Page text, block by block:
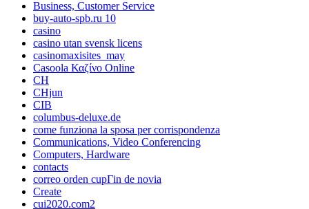
Business, Customer Service
buy-auto-spb.ru 10
casino
casino utan svensk licens
casinomaxisites_may
Casoola Καζίνο Online
CH
CHjun
CIB
columbus-deluxe.de
come funziona la sposa per corrispondenza
Communications, Video Conferencing
Computers, Hardware
contacts
correo orden cupГіn de novia
Create
cui2020.com2